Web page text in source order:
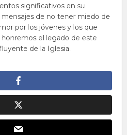
significativos en su
de no tener miedo de
por los jóvenes y los que
el legado de este
de la Iglesia.